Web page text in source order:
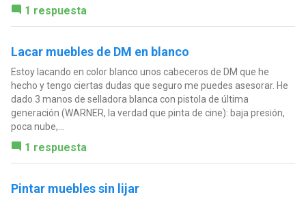
1 respuesta
Lacar muebles de DM en blanco
Estoy lacando en color blanco unos cabeceros de DM que he
hecho y tengo ciertas dudas que seguro me puedes asesorar. He
dado 3 manos de selladora blanca con pistola de última
generación (WARNER, la verdad que pinta de cine): baja presión,
poca nube,...
1 respuesta
Pintar muebles sin lijar